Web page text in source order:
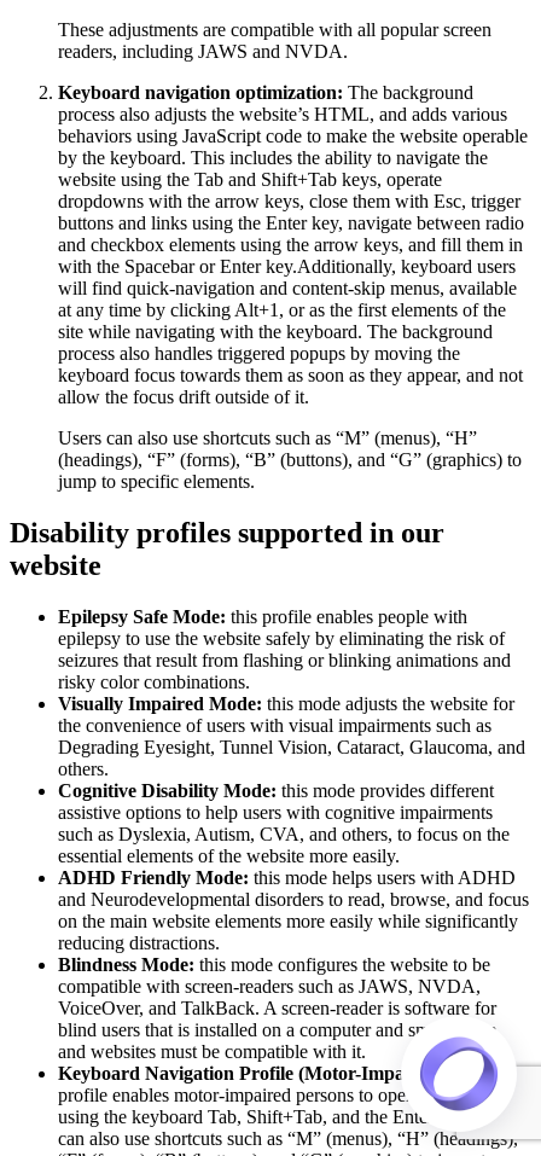
These adjustments are compatible with all popular screen
readers, including JAWS and NVDA.
Keyboard navigation optimization: The background
process also adjusts the website’s HTML, and adds various
behaviors using JavaScript code to make the website operable
by the keyboard. This includes the ability to navigate the
website using the Tab and Shift+Tab keys, operate
dropdowns with the arrow keys, close them with Esc, trigger
buttons and links using the Enter key, navigate between radio
and checkbox elements using the arrow keys, and fill them in
with the Spacebar or Enter key.Additionally, keyboard users
will find quick-navigation and content-skip menus, available
at any time by clicking Alt+1, or as the first elements of the
site while navigating with the keyboard. The background
process also handles triggered popups by moving the
keyboard focus towards them as soon as they appear, and not
allow the focus drift outside of it.
Users can also use shortcuts such as “M” (menus), “H”
(headings), “F” (forms), “B” (buttons), and “G” (graphics) to
jump to specific elements.
Disability profiles supported in our
website
Epilepsy Safe Mode: this profile enables people with
epilepsy to use the website safely by eliminating the risk of
seizures that result from flashing or blinking animations and
risky color combinations.
Visually Impaired Mode: this mode adjusts the website for
the convenience of users with visual impairments such as
Degrading Eyesight, Tunnel Vision, Cataract, Glaucoma, and
others.
Cognitive Disability Mode: this mode provides different
assistive options to help users with cognitive impairments
such as Dyslexia, Autism, CVA, and others, to focus on the
essential elements of the website more easily.
ADHD Friendly Mode: this mode helps users with ADHD
and Neurodevelopmental disorders to read, browse, and focus
on the main website elements more easily while significantly
reducing distractions.
Blindness Mode: this mode configures the website to be
compatible with screen-readers such as JAWS, NVDA,
VoiceOver, and TalkBack. A screen-reader is software for
blind users that is installed on a computer and smartphone,
and websites must be compatible with it.
Keyboard Navigation Profile (Motor-Impaired):
this
profile enables motor-impaired persons to operate the website
using the keyboard Tab, Shift+Tab, and the Enter keys. Users
can also use shortcuts such as “M” (menus), “H” (headings),